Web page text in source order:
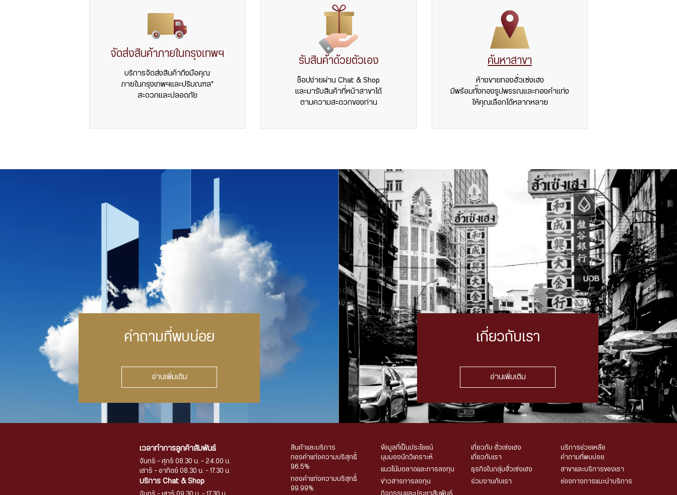
จัดส่งสินค้าภายในกรุงเทพฯ
บริการจัดส่งสินค้าถึงมือคุณ
ภายในกรุงเทพฯและปริมณฑล*
สะดวกและปลอดภัย
รับสินค้าด้วยตัวเอง
ช็อปง่ายผ่าน Chat & Shop
และมารับสินค้าที่หน้าสาขาได้
ตามความสะดวกของท่าน
ค้นหาสาขา
ห้างขายทองฮั่วเซ่งเฮง
มีพร้อมทั้งทองรูปพรรณและทองคำแท่ง
ให้คุณเลือกได้หลากหลาย
คำถามที่พบบ่อย
อ่านเพิ่มเติม
เกี่ยวกับเรา
อ่านเพิ่มเติม
เวลาทำการลูกค้าสัมพันธ์
จันทร์ - ศุกร์ 08.30 น. - 24.00 น.
เสาร์ - อาทิตย์ 08.30 น. - 17.30 น.
บริการ Chat & Shop
สินค้าและบริการ
ทองคำแท่งความบริสุทธิ์
96.5%
ทองคำแท่งความบริสุทธิ์
99.99%
ข้อมูลที่เป็นประโยชน์
มุมมองนักวิเคราะห์
แนวโน้มตลาดและการลงทุน
ข่าวสารการลงทุน
กิจกรรมและประชาสัมพันธ์
เกี่ยวกับ ฮั่วเซ่งเฮง
เกี่ยวกับเรา
ธุรกิจในกลุ่มฮั่วเซ่งเฮง
ร่วมงานกับเรา
บริการช่วยเหลือ
คำถามที่พบบ่อย
สาขาและบริการของเรา
ช่องทางการแนะนำบริการ